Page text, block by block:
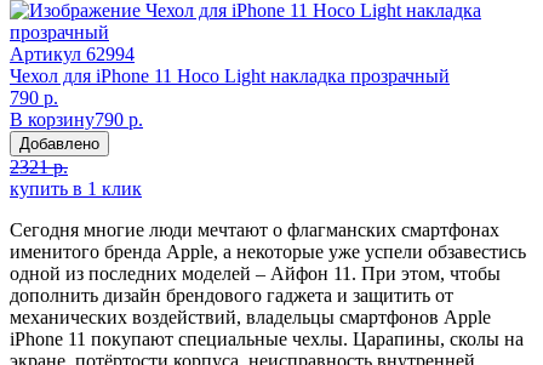
Артикул 62994
Чехол для iPhone 11 Hoco Light накладка прозрачный
790 р.
В корзину790 р.
Добавлено
2321 р.
купить в 1 клик
Сегодня многие люди мечтают о флагманских смартфонах
именитого бренда Apple, а некоторые уже успели обзавестись
одной из последних моделей – Айфон 11. При этом, чтобы
дополнить дизайн брендового гаджета и защитить от
механических воздействий, владельцы смартфонов Apple
iPhone 11 покупают специальные чехлы. Царапины, сколы на
экране, потёртости корпуса, неисправность внутренней